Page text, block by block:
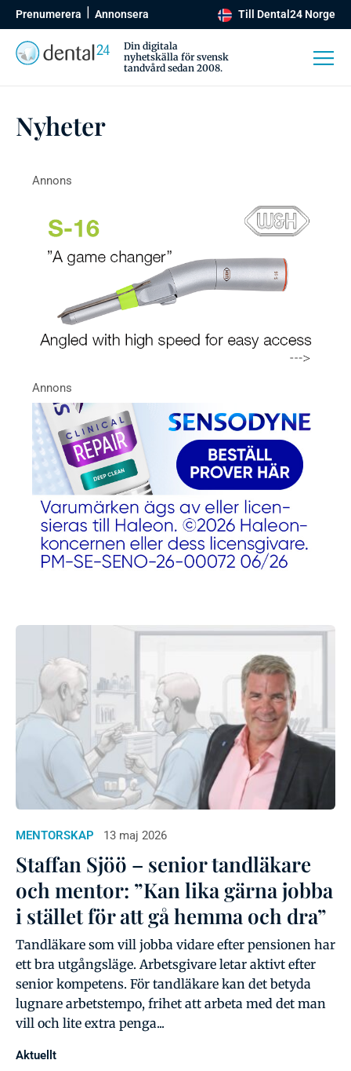
Prenumerera Annonsera Till Dental24 Norge
Din digitala
nyhetskälla för svensk
tandvård sedan 2008.
Nyheter
MENTORSKAP 13 maj 2026
Staffan Sjöö – senior tandläkare
och mentor: ”Kan lika gärna jobba
i stället för att gå hemma och dra”
Tandläkare som vill jobba vidare efter pensionen har
ett bra utgångsläge. Arbetsgivare letar aktivt efter
senior kompetens. För tandläkare kan det betyda
lugnare arbetstempo, frihet att arbeta med det man
vill och lite extra penga...
Aktuellt